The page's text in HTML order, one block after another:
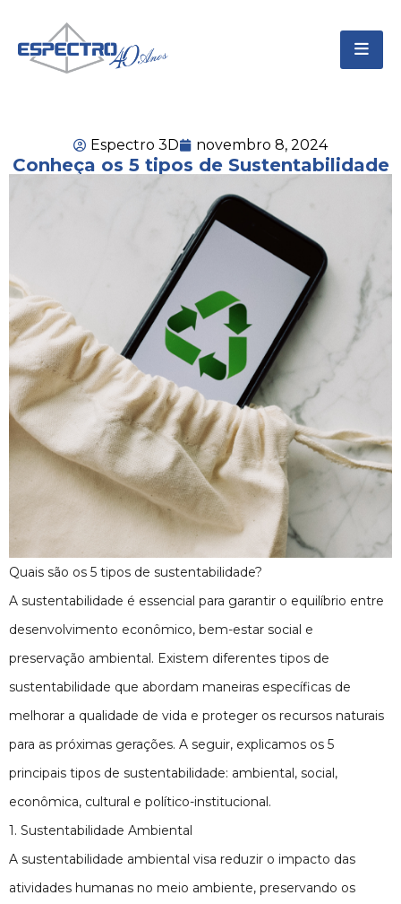
Espectro 3D novembro 8, 2024
Conheça os 5 tipos de Sustentabilidade
Quais são os 5 tipos de sustentabilidade?
A sustentabilidade é essencial para garantir o equilíbrio entre
desenvolvimento econômico, bem-estar social e
preservação ambiental. Existem diferentes tipos de
sustentabilidade que abordam maneiras específicas de
melhorar a qualidade de vida e proteger os recursos naturais
para as próximas gerações. A seguir, explicamos os 5
principais tipos de sustentabilidade: ambiental, social,
econômica, cultural e político-institucional.
1. Sustentabilidade Ambiental
A sustentabilidade ambiental visa reduzir o impacto das
atividades humanas no meio ambiente, preservando os